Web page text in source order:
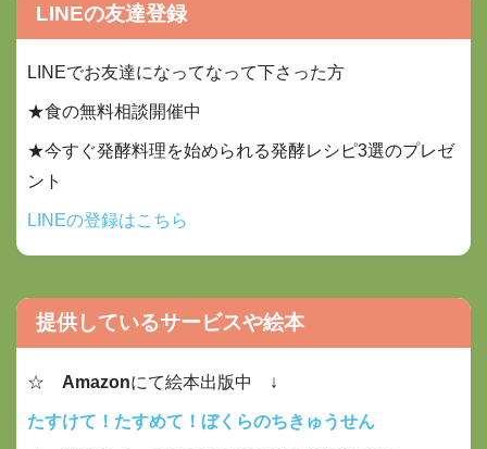
LINEの友達登録
LINEでお友達になってなって下さった方
★食の無料相談開催中
★今すぐ発酵料理を始められる発酵レシピ3選のプレゼ
ント
LINEの登録はこちら
提供しているサービスや絵本
☆ Amazonにて絵本出版中 ↓
たすけて！たすめて！ぼくらのちきゅうせん